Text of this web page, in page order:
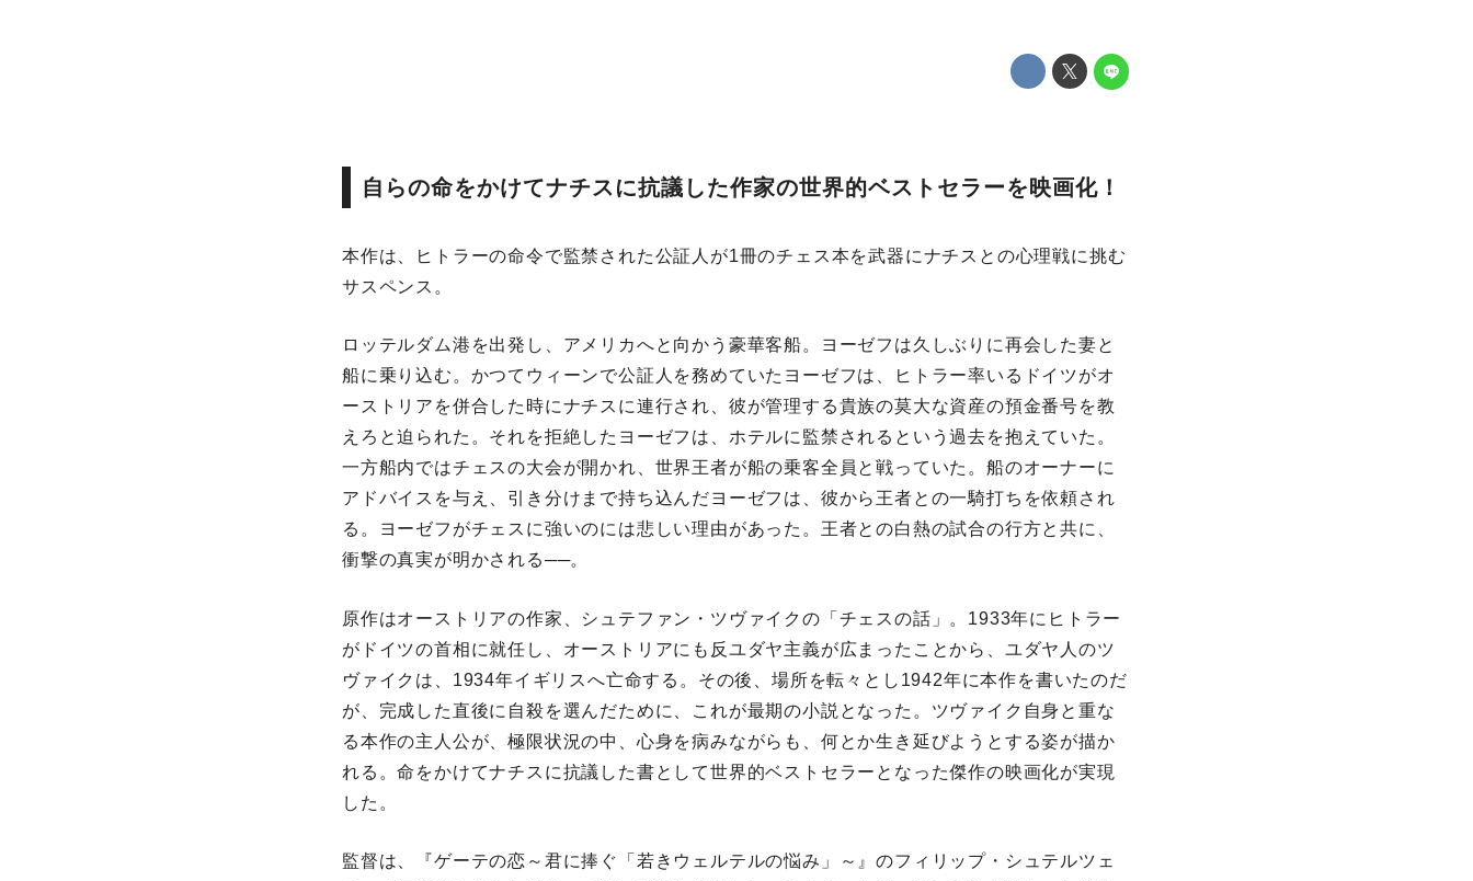
自らの命をかけてナチスに抗議した作家の世界的ベストセラーを映画化！
本作は、ヒトラーの命令で監禁された公証人が1冊のチェス本を武器にナチスとの心理戦に挑む
サスペンス。
ロッテルダム港を出発し、アメリカへと向かう豪華客船。ヨーゼフは久しぶりに再会した妻と
船に乗り込む。かつてウィーンで公証人を務めていたヨーゼフは、ヒトラー率いるドイツがオ
ーストリアを併合した時にナチスに連行され、彼が管理する貴族の莫大な資産の預金番号を教
えろと迫られた。それを拒絶したヨーゼフは、ホテルに監禁されるという過去を抱えていた。
一方船内ではチェスの大会が開かれ、世界王者が船の乗客全員と戦っていた。船のオーナーに
アドバイスを与え、引き分けまで持ち込んだヨーゼフは、彼から王者との一騎打ちを依頼され
る。ヨーゼフがチェスに強いのには悲しい理由があった。王者との白熱の試合の行方と共に、
衝撃の真実が明かされる──。
原作はオーストリアの作家、シュテファン・ツヴァイクの「チェスの話」。1933年にヒトラー
がドイツの首相に就任し、オーストリアにも反ユダヤ主義が広まったことから、ユダヤ人のツ
ヴァイクは、1934年イギリスへ亡命する。その後、場所を転々とし1942年に本作を書いたのだ
が、完成した直後に自殺を選んだために、これが最期の小説となった。ツヴァイク自身と重な
る本作の主人公が、極限状況の中、心身を病みながらも、何とか生き延びようとする姿が描か
れる。命をかけてナチスに抗議した書として世界的ベストセラーとなった傑作の映画化が実現
した。
監督は、『ゲーテの恋～君に捧ぐ「若きウェルテルの悩み」～』のフィリップ・シュテルツェ